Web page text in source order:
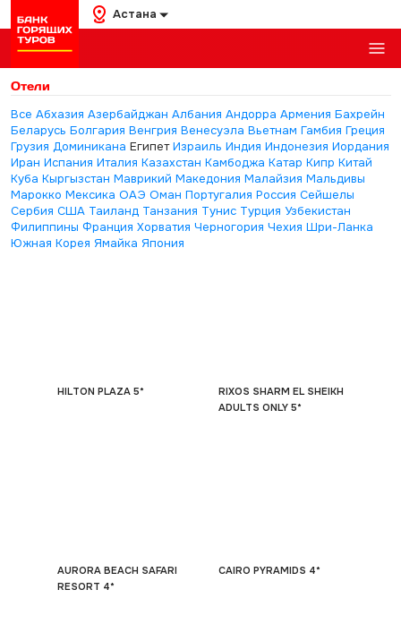
Астана
Отели
Все Абхазия Азербайджан Албания Андорра Армения Бахрейн
Беларусь Болгария Венгрия Венесуэла Вьетнам Гамбия Греция
Грузия Доминикана Египет Израиль Индия Индонезия Иордания
Иран Испания Италия Казахстан Камбоджа Катар Кипр Китай
Куба Кыргызстан Маврикий Македония Малайзия Мальдивы
Марокко Мексика ОАЭ Оман Португалия Россия Сейшелы
Сербия США Таиланд Танзания Тунис Турция Узбекистан
Филиппины Франция Хорватия Черногория Чехия Шри-Ланка
Южная Корея Ямайка Япония
HILTON PLAZA 5*
RIXOS SHARM EL SHEIKH
ADULTS ONLY 5*
AURORA BEACH SAFARI
RESORT 4*
CAIRO PYRAMIDS 4*